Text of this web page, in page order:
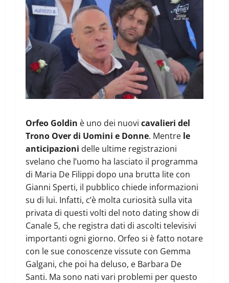
Orfeo Goldin è uno dei nuovi cavalieri del
Trono Over di Uomini e Donne. Mentre le
anticipazioni delle ultime registrazioni
svelano che l’uomo ha lasciato il programma
di Maria De Filippi dopo una brutta lite con
Gianni Sperti, il pubblico chiede informazioni
su di lui. Infatti, c’è molta curiosità sulla vita
privata di questi volti del noto dating show di
Canale 5, che registra dati di ascolti televisivi
importanti ogni giorno. Orfeo si è fatto notare
con le sue conoscenze vissute con Gemma
Galgani, che poi ha deluso, e Barbara De
Santi. Ma sono nati vari problemi per questo